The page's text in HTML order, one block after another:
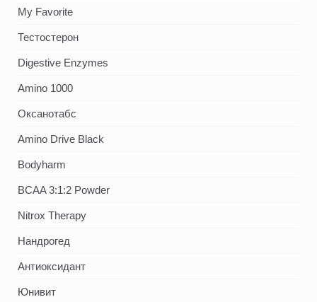
My Favorite
Тестостерон
Digestive Enzymes
Amino 1000
Оксанотабс
Amino Drive Black
Bodyharm
BCAA 3:1:2 Powder
Nitrox Therapy
Нандрогед
Антиоксидант
Юнивит